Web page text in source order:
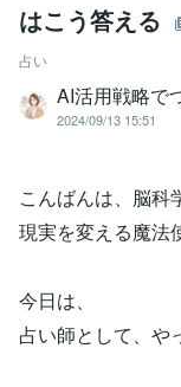
はこう答える
占い
AI活用戦略で
2024/09/13 15:51
こんばんは、脳科
現実を変える魔法
今日は、
占い師として、や